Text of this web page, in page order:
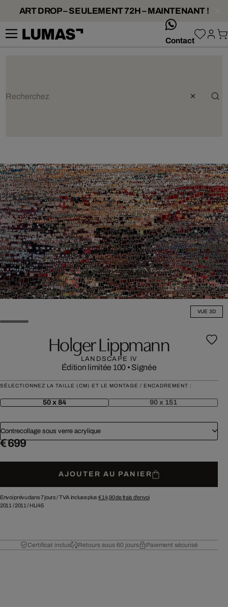
ART DROP – SEULEMENT 72H – MAINTENANT !
Contact
VUE 3D
Holger Lippmann
LANDSCAPE IV
Édition limitée 100 • Signée
SÉLECTIONNEZ LA TAILLE (CM) ET LE MONTAGE / ENCADREMENT :
50 x 84 90 x 151
Contrecollage sous verre acrylique
€ 699
AJOUTER AU PANIER
Envoi prévu dans 7 jours /TVA incluse plus € 14,90de frais d'envoi
2011 /2011 / HLI45
Certificat inclus Retours sous 60 jours Paiement sécurisé